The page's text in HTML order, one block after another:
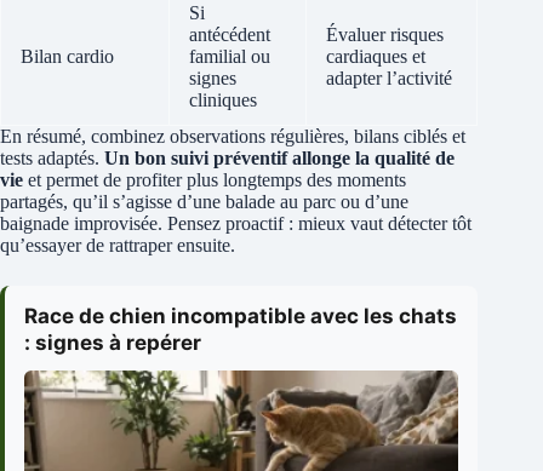
Bilan cardio
Si
antécédent
familial ou
signes
cliniques
Évaluer risques
cardiaques et
adapter l’activité
En résumé, combinez observations régulières, bilans ciblés et
tests adaptés. Un bon suivi préventif allonge la qualité de
vie et permet de profiter plus longtemps des moments
partagés, qu’il s’agisse d’une balade au parc ou d’une
baignade improvisée. Pensez proactif : mieux vaut détecter tôt
qu’essayer de rattraper ensuite.
Race de chien incompatible avec les chats
: signes à repérer